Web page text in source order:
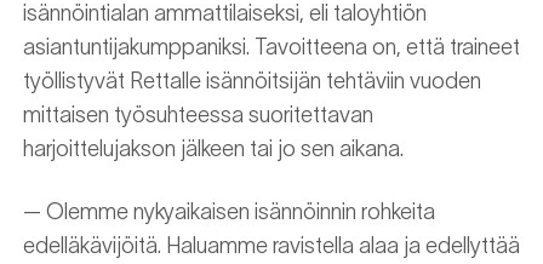
isännöintialan ammattilaiseksi, eli taloyhtiön
asiantuntijakumppaniksi. Tavoitteena on, että traineet
työllistyvät Rettalle isännöitsijän tehtäviin vuoden
mittaisen työsuhteessa suoritettavan
harjoittelujakson jälkeen tai jo sen aikana.
— Olemme nykyaikaisen isännöinnin rohkeita
edelläkävijöitä. Haluamme ravistella alaa ja edellyttää